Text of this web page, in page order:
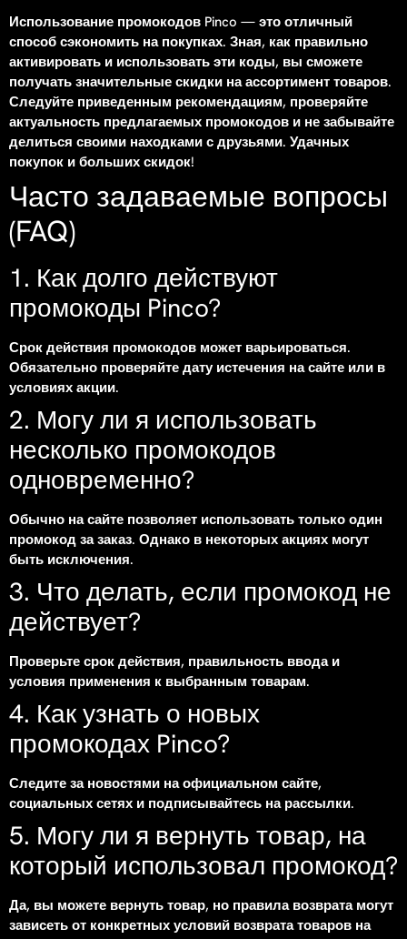
Использование промокодов Pinco — это отличный
способ сэкономить на покупках. Зная, как правильно
активировать и использовать эти коды, вы сможете
получать значительные скидки на ассортимент товаров.
Следуйте приведенным рекомендациям, проверяйте
актуальность предлагаемых промокодов и не забывайте
делиться своими находками с друзьями. Удачных
покупок и больших скидок!
Часто задаваемые вопросы
(FAQ)
1. Как долго действуют
промокоды Pinco?
Срок действия промокодов может варьироваться.
Обязательно проверяйте дату истечения на сайте или в
условиях акции.
2. Могу ли я использовать
несколько промокодов
одновременно?
Обычно на сайте позволяет использовать только один
промокод за заказ. Однако в некоторых акциях могут
быть исключения.
3. Что делать, если промокод не
действует?
Проверьте срок действия, правильность ввода и
условия применения к выбранным товарам.
4. Как узнать о новых
промокодах Pinco?
Следите за новостями на официальном сайте,
социальных сетях и подписывайтесь на рассылки.
5. Могу ли я вернуть товар, на
который использовал промокод?
Да, вы можете вернуть товар, но правила возврата могут
зависеть от конкретных условий возврата товаров на